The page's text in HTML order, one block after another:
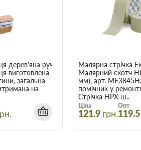
що оптова ціна в
більше товарів.
зберегти час, гроші та нерви
дерев'яна ручка 50х150 мм
виготовлена
загальна
на
Малярна стрічка
Малярний скотч
мм), арт.
помічник у
Стрічка HPX ш..
Ціна
121.9 грн.
Опт
119.5